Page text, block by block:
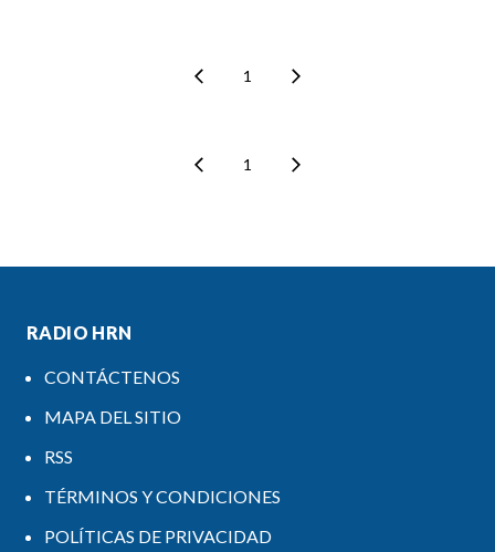
1
1
RADIO HRN
CONTÁCTENOS
MAPA DEL SITIO
RSS
TÉRMINOS Y CONDICIONES
POLÍTICAS DE PRIVACIDAD